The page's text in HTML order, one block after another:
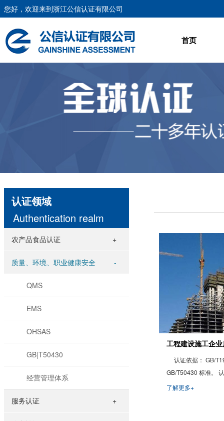
您好，欢迎来到浙江公信认证有限公司
首页
认证领域
Authentication realm
农产品食品认证
质量、环境、职业健康安全
QMS
EMS
OHSAS
GB|T50430
经营管理体系
服务认证
工程建设施工企
认证依据： GB/
GB/T50430 标准。
设施工行业企业。
了解更多+